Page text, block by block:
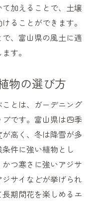
加えることで、土壌
ることができます。
、富山県の風土に適
す。
物の選び方
とは、ガーデニング
です。富山県は四季
高く、冬は降雪が多
件に強い植物とし
つ寒さに強いアジサ
サイなどが挙げられ
期間花を楽しめるエ